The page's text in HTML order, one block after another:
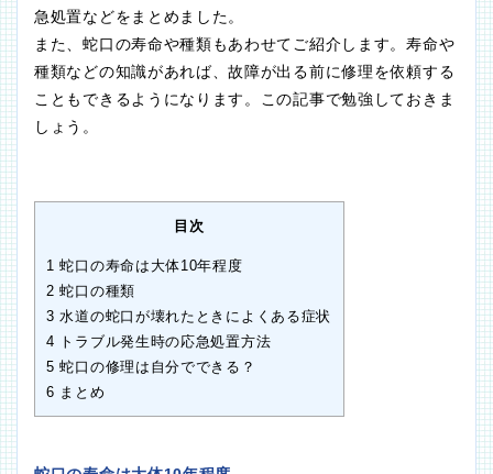
急処置などをまとめました。
また、蛇口の寿命や種類もあわせてご紹介します。寿命や
種類などの知識があれば、故障が出る前に修理を依頼する
こともできるようになります。この記事で勉強しておきま
しょう。
目次
1 蛇口の寿命は大体10年程度
2 蛇口の種類
3 水道の蛇口が壊れたときによくある症状
4 トラブル発生時の応急処置方法
5 蛇口の修理は自分でできる？
6 まとめ